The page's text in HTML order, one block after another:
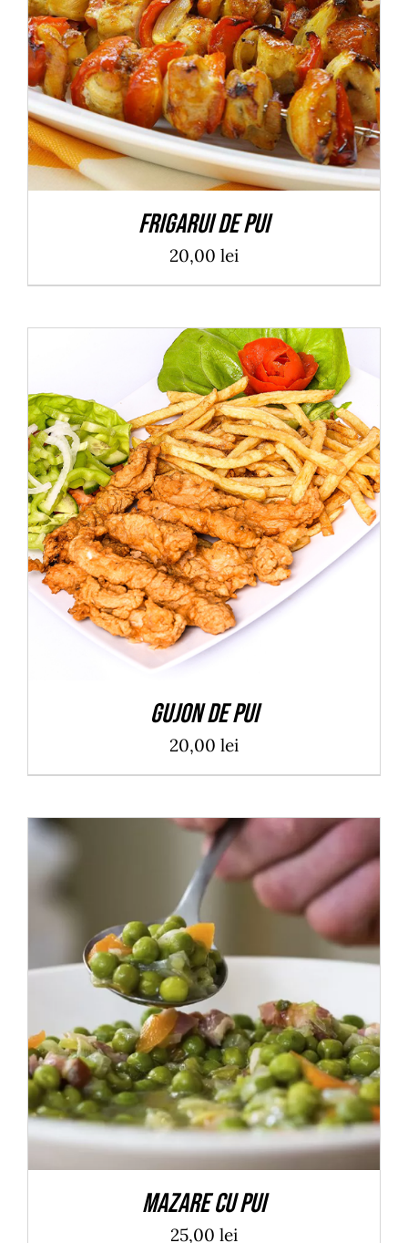
ADAUGĂ ÎN COȘ / DETALII
Frigarui de pui
20,00 lei
ADAUGĂ ÎN COȘ / DETALII
Gujon de pui
20,00 lei
ADAUGĂ ÎN COȘ DETALII
Mazare cu pui
25,00 lei